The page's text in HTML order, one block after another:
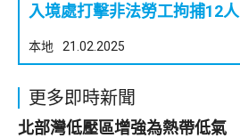
入境處打擊非法勞工拘捕12人
本地 21.02.2025
更多即時新聞
北部灣低壓區增強為熱帶低氣